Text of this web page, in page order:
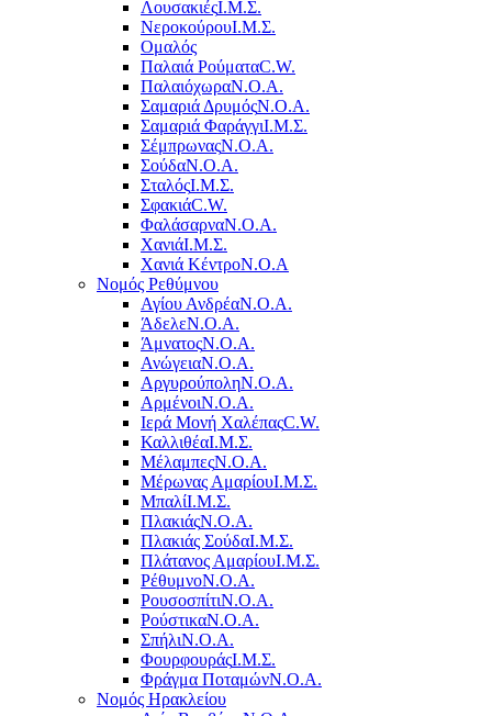
ΛουσακιέςΙ.Μ.Σ.
ΝεροκούρουΙ.Μ.Σ.
Ομαλός
Παλαιά ΡούματαC.W.
ΠαλαιόχωραΝ.Ο.Α.
Σαμαριά ΔρυμόςΝ.Ο.Α.
Σαμαριά ΦαράγγιΙ.Μ.Σ.
ΣέμπρωναςΝ.Ο.Α.
ΣούδαΝ.Ο.Α.
ΣταλόςΙ.Μ.Σ.
ΣφακιάC.W.
ΦαλάσαρναΝ.Ο.Α.
ΧανιάΙ.Μ.Σ.
Χανιά ΚέντροN.O.A
Νομός Ρεθύμνου
Αγίου ΑνδρέαΝ.Ο.Α.
ΆδελεΝ.Ο.Α.
ΆμνατοςΝ.Ο.Α.
ΑνώγειαΝ.Ο.Α.
ΑργυρούποληΝ.Ο.Α.
ΑρμένοιΝ.Ο.Α.
Ιερά Μονή ΧαλέπαςC.W.
ΚαλλιθέαΙ.Μ.Σ.
ΜέλαμπεςΝ.Ο.Α.
Μέρωνας ΑμαρίουΙ.Μ.Σ.
ΜπαλίΙ.Μ.Σ.
ΠλακιάςΝ.Ο.Α.
Πλακιάς ΣούδαΙ.Μ.Σ.
Πλάτανος ΑμαρίουΙ.Μ.Σ.
ΡέθυμνοΝ.Ο.Α.
ΡουσοσπίτιΝ.Ο.Α.
ΡούστικαΝ.Ο.Α.
ΣπήλιΝ.Ο.Α.
ΦουρφουράςΙ.Μ.Σ.
Φράγμα ΠοταμώνΝ.Ο.Α.
Νομός Ηρακλείου